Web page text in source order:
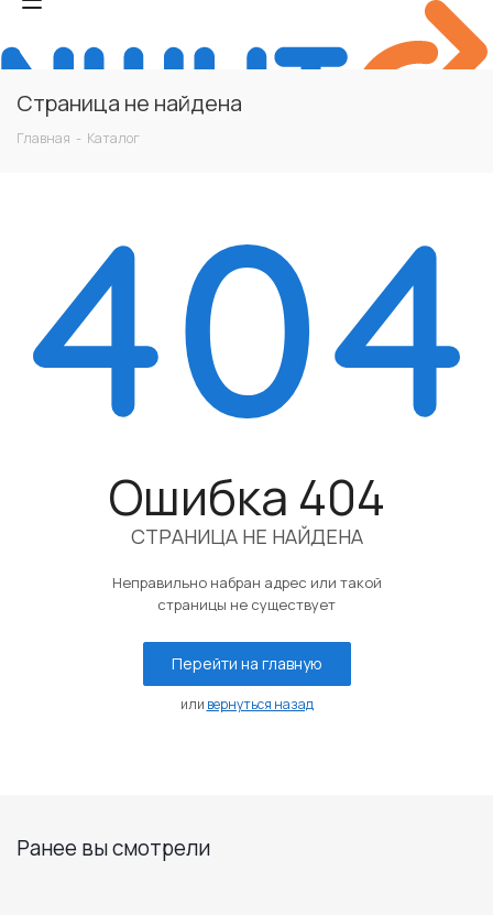
Страница не найдена
Главная - Каталог
Ошибка 404
СТРАНИЦА НЕ НАЙДЕНА
Неправильно набран адрес или такой
страницы не существует
Перейти на главную
или вернуться назад
Ранее вы смотрели